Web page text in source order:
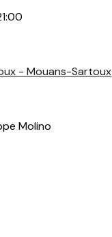
- Mouans-Sartoux
Molino